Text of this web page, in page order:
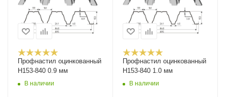
Профнастил оцинкованный
Н153-840 0.9 мм
В наличии
Профнастил оцинкованный
Н153-840 1.0 мм
В наличии